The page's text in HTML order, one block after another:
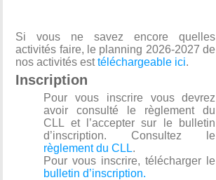
Si vous ne savez encore quelles
activités faire, le planning 2026-2027 de
nos activités esttéléchargeable ici.
Inscription
Pour vous inscrire vous devrez
avoir consulté le règlement du
CLL et l’accepter sur le bulletin
d’inscription. Consultez le
règlement du CLL.
Pour vous inscrire, télécharger le
bulletin d’inscription.